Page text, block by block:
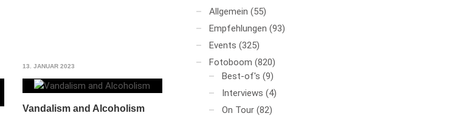
13. JANUAR 2023
Vandalism and Alcoholism
Allgemein (55)
Empfehlungen (93)
Events (325)
Fotoboom (820)
Best-of's (9)
Interviews (4)
On Tour (82)